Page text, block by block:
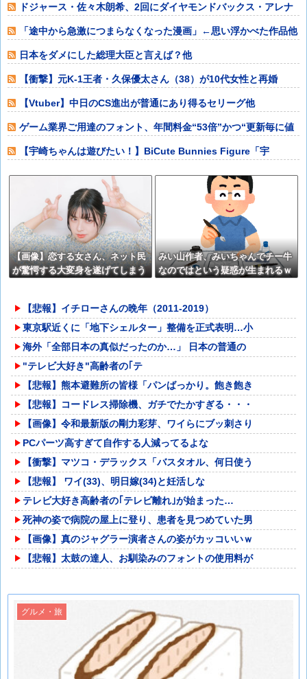
ドジャース・佐々木朗希、2回にダイヤモンドバックス・アレナ
ドに第17号ソ
「途中から急激につまらなくなった漫画」←思い浮かべた作品他
日本をダメにした総理大臣と言えば？他
【衝撃】元K-1王者・久保優太さん（38）が10代女性と再婚
「色々言われ
【Vtuber】中日のCS進出が普通にあり得るセリーグ他
ゲーム業界ご用達のフォント、年間料金“53倍”かつ“更新毎に値
上げ”のあ
【宇崎ちゃんは遊びたい！】BiCute Bunnies Figure「宇
【画像】恋する女さん、ネット民
が驚愕する大変身を遂げてしまう
みい山作者、みいちゃんでチー牛
なのではという疑惑が生まれるｗ
【悲報】イチローさんの晩年（2011-2019）
東京駅近くに「地下シェルター」整備を正式表明…小
海外「全部日本の真似だったのか…」 日本の普通の
"テレビ大好き"高齢者の｢テ
【悲報】熊本避難所の皆様「パンばっかり。飽き飽き
【悲報】コードレス掃除機、ガチでたかすぎる・・・
【画像】令和最新版の剛力彩芽、ワイらにブッ刺さり
PCパーツ高すぎて自作する人減ってるよな
【衝撃】マツコ・デラックス「バスタオル、何日使う
【悲報】 ワイ(33)、明日嫁(34)と妊活しな
テレビ大好き高齢者の｢テレビ離れ｣が始まった…
死神の姿で病院の屋上に登り、患者を見つめていた男
【画像】真のジャグラー演者さんの姿がカッコいいｗ
【悲報】太鼓の達人、お馴染みのフォントの使用料が
グルメ・旅